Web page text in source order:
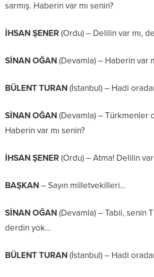
sarmış. Haberin var mı senin?
İHSAN ŞENER(Ordu) – Delilin var mı,
SİNAN OĞAN(Devamla) – Haberin var
BÜLENT TURAN(İstanbul) – Hadi
SİNAN OĞAN(Devamla) – Türkmenler
Haberin var mı senin?
İHSAN ŞENER(Ordu) – Atma! Delilin
BAŞKAN– Sayın milletvekilleri…
SİNAN OĞAN(Devamla) – Tabii, senin
derdin yok…
BÜLENT TURAN(İstanbul) – Hadi